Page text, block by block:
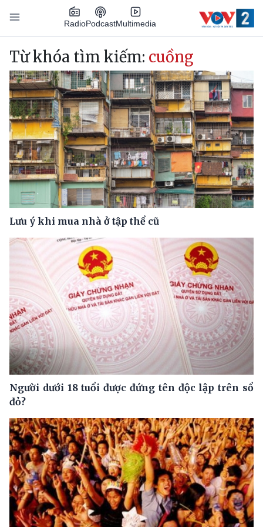
Nhảy đến nội dung
RadioPodcastMultimedia
Main navigation
Từ khóa tìm kiếm: cuồng
Lưu ý khi mua nhà ở tập thể cũ
Người dưới 18 tuổi được đứng tên độc lập trên sổ
đỏ?